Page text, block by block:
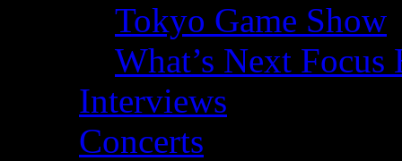
Tokyo Game Show
What’s Next
Interviews
Concerts